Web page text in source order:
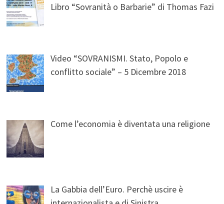
Libro “Sovranità o Barbarie” di Thomas Fazi
Video “SOVRANISMI. Stato, Popolo e
conflitto sociale” – 5 Dicembre 2018
Come l’economia è diventata una religione
La Gabbia dell’Euro. Perchè uscire è